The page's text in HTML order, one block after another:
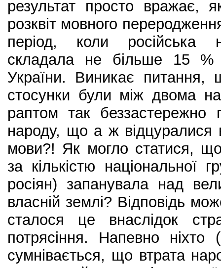
результат просто вражає,
розквіт мовного
період, коли російська
складала не більше 15 %
України. Виникає питання,
стосунки були між двома
раптом так беззастережно
народу, що а ж відцуралися
мови?! Як могло статися,
за кількістю
росіян) запанувала над
власній землі? Відповідь
сталося це внаслідок
потрясіння. Напевно ніхто
сумнівається, що втрата